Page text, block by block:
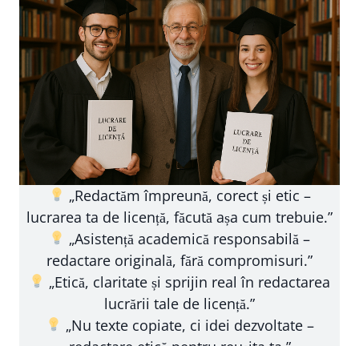
„Redactăm împreună, corect și etic –
lucrarea ta de licență, făcută așa cum trebuie.”
„Asistență academică responsabilă –
redactare originală, fără compromisuri.”
„Etică, claritate și sprijin real în redactarea
lucrării tale de licență.”
„Nu texte copiate, ci idei dezvoltate –